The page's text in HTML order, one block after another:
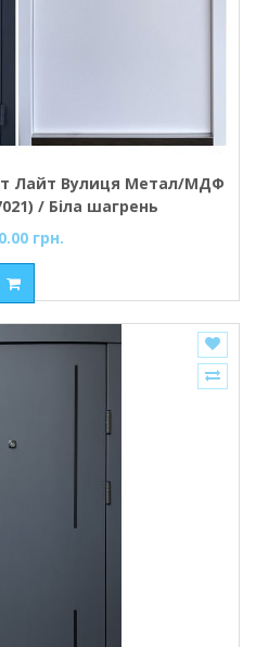
Лайт Вулиця Метал/МДФ
/ Біла шагрень
грн.